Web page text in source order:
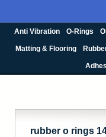
Anti Vibration O-Rings
Matting & Flooring
rubber o rings